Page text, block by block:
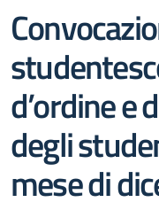
d’ordine e
degli
mese di